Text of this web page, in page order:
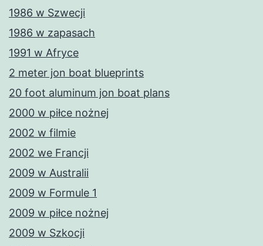
1986 w Szwecji
1986 w zapasach
1991 w Afryce
2 meter jon boat blueprints
20 foot aluminum jon boat plans
2000 w piłce nożnej
2002 w filmie
2002 we Francji
2009 w Australii
2009 w Formule 1
2009 w piłce nożnej
2009 w Szkocji